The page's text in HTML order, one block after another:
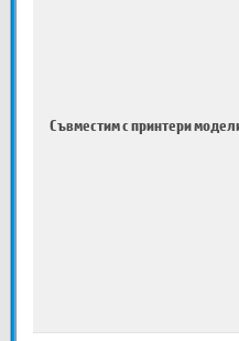
Съвместим с принтери